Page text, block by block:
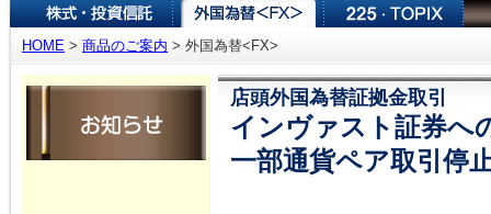
HOME > 商品のご案内 > 外国為替<FX>
店頭外国為替証拠金取引
インヴァスト証券へ
一部通貨ペア取引停